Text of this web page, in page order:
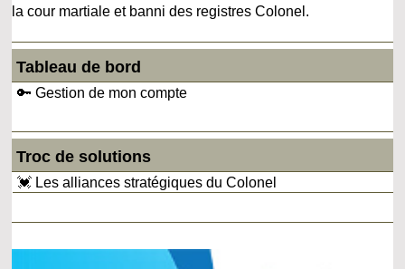
la cour martiale et banni des registres Colonel.
Tableau de bord
🔑 Gestion de mon compte
Troc de solutions
💓 Les alliances stratégiques du Colonel